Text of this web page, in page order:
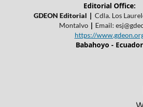
Editorial Office:
GDEON Editorial | Cdla. Los
Montalvo | Email:
https://
Babahoyo - Ecuador